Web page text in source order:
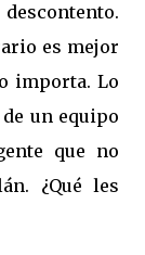
es mejor
importa. Lo
un equipo
que no
¿Qué les